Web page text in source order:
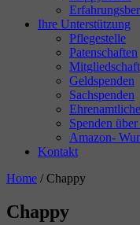
Ihre Unterstützung
Pflegestelle
Patenschaften
Mitgliedschaft
Geldspenden
Sachspenden
Spenden
Amazon-
Kontakt
Home /Chappy
Chappy